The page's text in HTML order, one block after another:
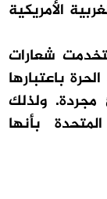
الأمريكية
شعارات
باعتبارها
ولذلك
بأنها